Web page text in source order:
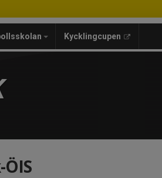
Kycklingcupen